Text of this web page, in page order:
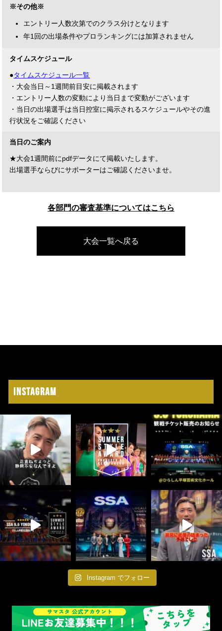
※その他※
エントリー人数次第でのクラス分けとなります
年1回の出場条件やプロランキングには加算されません
タイムスケジュール
●タイムスケジュール一覧
・大会当日～1週間前目安に掲載されます
・エントリー人数の変動により当日まで変動がございます
・当日の出場選手は当日控室に掲示されるスケジュールやその進
行状況をご確認ください
当日のご案内
★大会1週間前にpdfデータにて掲載いたします。
出場選手ならびにサポーターはご確認くださいませ。
各部門の審査基準についてはこちら
大会一覧へ戻る
Instagram
Instagram でフォロー